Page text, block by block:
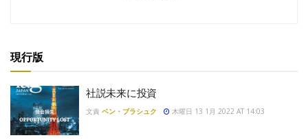
現行版
社説未来に投資
文責 ベン・ブラシュク 木曜日 13 1月 2022 AT 14:03